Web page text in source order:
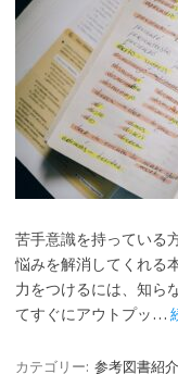
苦手意識を持っている
悩みを解消してくれる
力をつけるには、知ら
てすぐにアウトプッ…
カテゴリー: 参考図書紹介